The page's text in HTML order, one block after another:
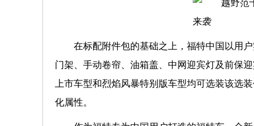
在标配附件包的基础之上，福特中国以用
门架、手动卷帘、油箱盖、中网迎宾灯及前保
上市车型和烈焰风暴特别版车型均可选装该选
化属性。